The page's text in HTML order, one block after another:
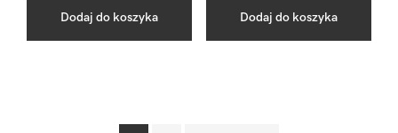
Dodaj do koszyka Dodaj do koszyka